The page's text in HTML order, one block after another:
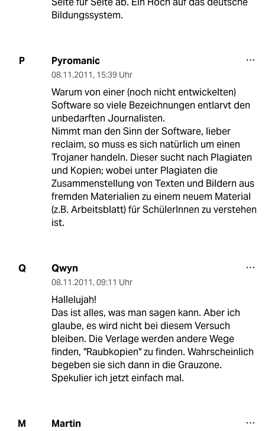
Bildungssystem.
P Pyromanic
08.11.2011, 15:39 Uhr
Warum von einer (noch nicht entwickelten)
Software so viele Bezeichnungen entlarvt den
unbedarften Journalisten.
Nimmt man den Sinn der Software, lieber
reclaim, so muss es sich natürlich um einen
Trojaner handeln. Dieser sucht nach Plagiaten
und Kopien; wobei unter Plagiaten die
Zusammenstellung von Texten und Bildern aus
fremden Materialien zu einem neuem Material
(z.B. Arbeitsblatt) für SchülerInnen zu verstehen
ist.
Q Qwyn
08.11.2011, 09:11 Uhr
Hallelujah!
Das ist alles, was man sagen kann. Aber ich
glaube, es wird nicht bei diesem Versuch
bleiben. Die Verlage werden andere Wege
finden, "Raubkopien" zu finden. Wahrscheinlich
begeben sie sich dann in die Grauzone.
Spekulier ich jetzt einfach mal.
M Martin